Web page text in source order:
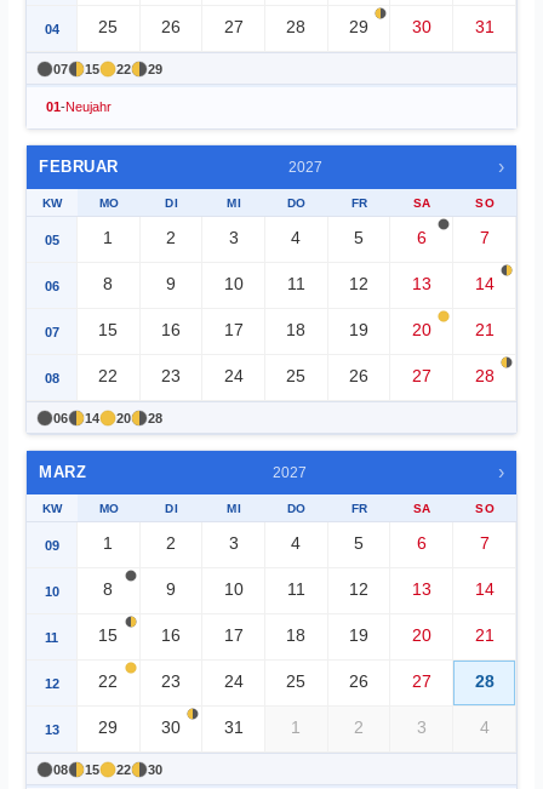
04 25 26 27 28 29 30 31
07 15 22 29
01-Neujahr
FEBRUAR 2027 ›
KW MO DI MI DO FR SA SO
05 1 2 3 4 5 6 7
06 8 9 10 11 12 13 14
07 15 16 17 18 19 20 21
08 22 23 24 25 26 27 28
06 14 20 28
MARZ 2027 ›
KW MO DI MI DO FR SA SO
09 1 2 3 4 5 6 7
10 8 9 10 11 12 13 14
11 15 16 17 18 19 20 21
12 22 23 24 25 26 27 28
13 29 30 31 1 2 3 4
08 15 22 30